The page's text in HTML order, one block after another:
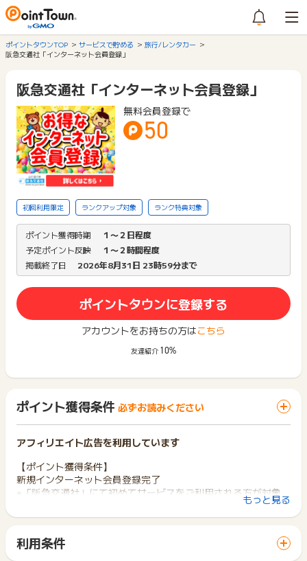
ポイントタウンTOP サービスで貯める
旅行/レンタカー
阪急交通社「インターネット会員登録」
阪急交通社「インターネット会員登録」
無料会員登録で
50
初回利用限定 ランクアップ対象 ランク特典対象
ポイント獲得時期
１〜２日程度
予定ポイント反映
１〜２時間程度
掲載終了日
2026年8月31日 23時59分まで
ポイントタウンに登録する
アカウントをお持ちの方はこちら
友達紹介 10%
ポイント獲得条件 必ずお読みください
アフィリエイト広告を利用しています
【ポイント獲得条件】
新規インターネット会員登録完了
※「阪急交通社」にて初めてサービスをご利用される方が対象
【ポイント獲得対象外条件】
※登録したメールアドレスが使われていなかった場合
もっと見る
利用条件